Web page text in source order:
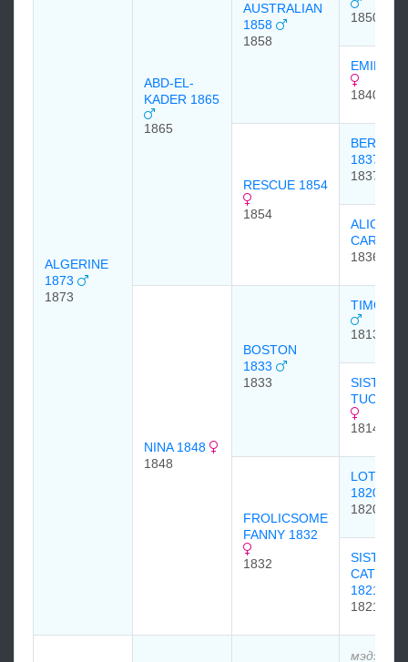
ALGERINE
1873
1873
ABD-EL-
KADER 1865
1865
AUSTRALIAN
1858
1858
1850
EMILIA
1840
RESCUE 1854
1854
1837
1837
ALICE
1836
NINA 1848
1848
BOSTON
1833
1833
1813
SISTER
1814
FROLICSOME
FANNY 1832
1832
1820
1820
SISTER
1821
1821